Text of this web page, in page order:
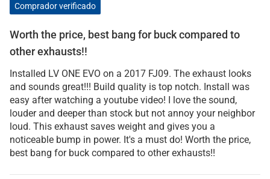
Comprador verificado
Worth the price, best bang for buck compared to
other exhausts!!
Installed LV ONE EVO on a 2017 FJ09. The exhaust looks
and sounds great!!! Build quality is top notch. Install was
easy after watching a youtube video! I love the sound,
louder and deeper than stock but not annoy your neighbor
loud. This exhaust saves weight and gives you a
noticeable bump in power. It's a must do! Worth the price,
best bang for buck compared to other exhausts!!